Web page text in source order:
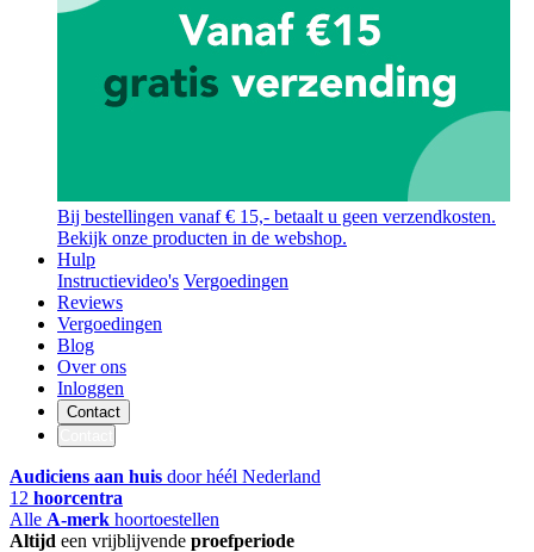
Bij bestellingen vanaf € 15,- betaalt u geen verzendkosten.
Bekijk onze producten in de webshop.
Hulp
Instructievideo's Vergoedingen
Reviews
Vergoedingen
Blog
Over ons
Inloggen
Contact
Audiciens aan huis door héél Nederland
12 hoorcentra
Alle A-merk hoortoestellen
Altijd een vrijblijvende proefperiode